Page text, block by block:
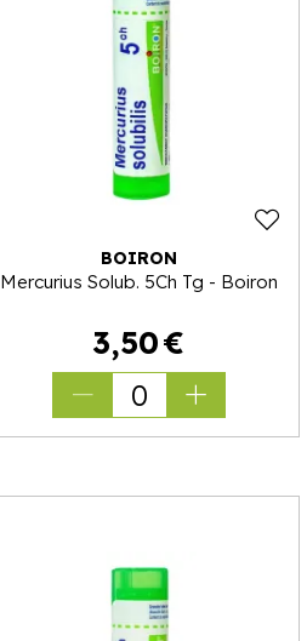
BOIRON
Mercurius Solub. 5Ch Tg - Boiron
3,50€
0